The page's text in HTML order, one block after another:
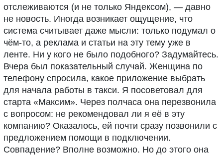
отслеживаются (и не только Яндексом), — давно
не новость. Иногда возникает ощущение, что
система считывает даже мысли: только подумал о
чём-то, а реклама и статьи на эту тему уже в
ленте. Ни у кого не было подобного? Задумайтесь.
Вчера был показательный случай. Женщина по
телефону спросила, какое приложение выбрать
для начала работы в такси. Я посоветовал для
старта «Максим». Через полчаса она перезвонила
с вопросом: не рекомендовал ли я её в эту
компанию? Оказалось, ей почти сразу позвонили с
предложением помощи в подключении.
Совпадение? Вполне возможно. Но до этого она